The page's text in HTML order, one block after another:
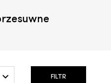
 FILTR